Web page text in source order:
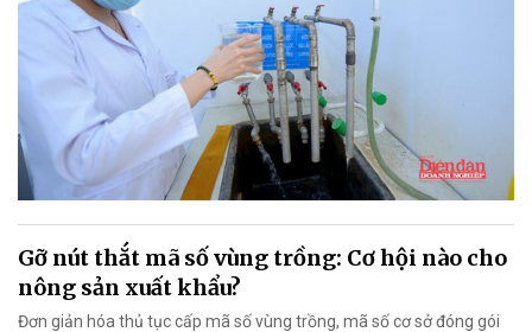
Gỡ nút thắt mã số vùng trồng: Cơ hội nào cho
nông sản xuất khẩu?
Đơn giản hóa thủ tục cấp mã số vùng trồng, mã số cơ sở đóng gói